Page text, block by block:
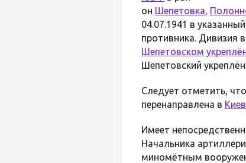
он Шепетовка,
04.07.1941 в
противника. Дивизия
Шепетовском
Шепетовский
Следует отметить,
перенаправлена в
Имеет
Начальника
миномётным